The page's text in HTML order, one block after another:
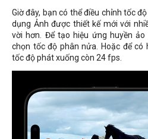
Giờ đây, bạn có thể điều chỉnh tốc
dụng Ảnh được thiết kế mới với
vời hơn. Để tạo hiệu ứng huyền
chọn tốc độ phân nửa. Hoặc để có
tốc độ phát xuống còn 24 fps.